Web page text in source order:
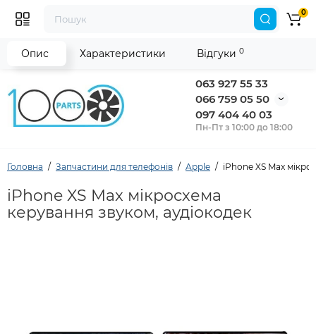
063 927 55 33
066 759 05 50
097 404 40 03
Пн-Пт з 10:00 до 18:00
0
Головна Запчастини для телефонів Apple iPhone XS Max
iPhone XS Max мікросхема
керування звуком, аудіокодек
Опис Характеристики Відгуки 0